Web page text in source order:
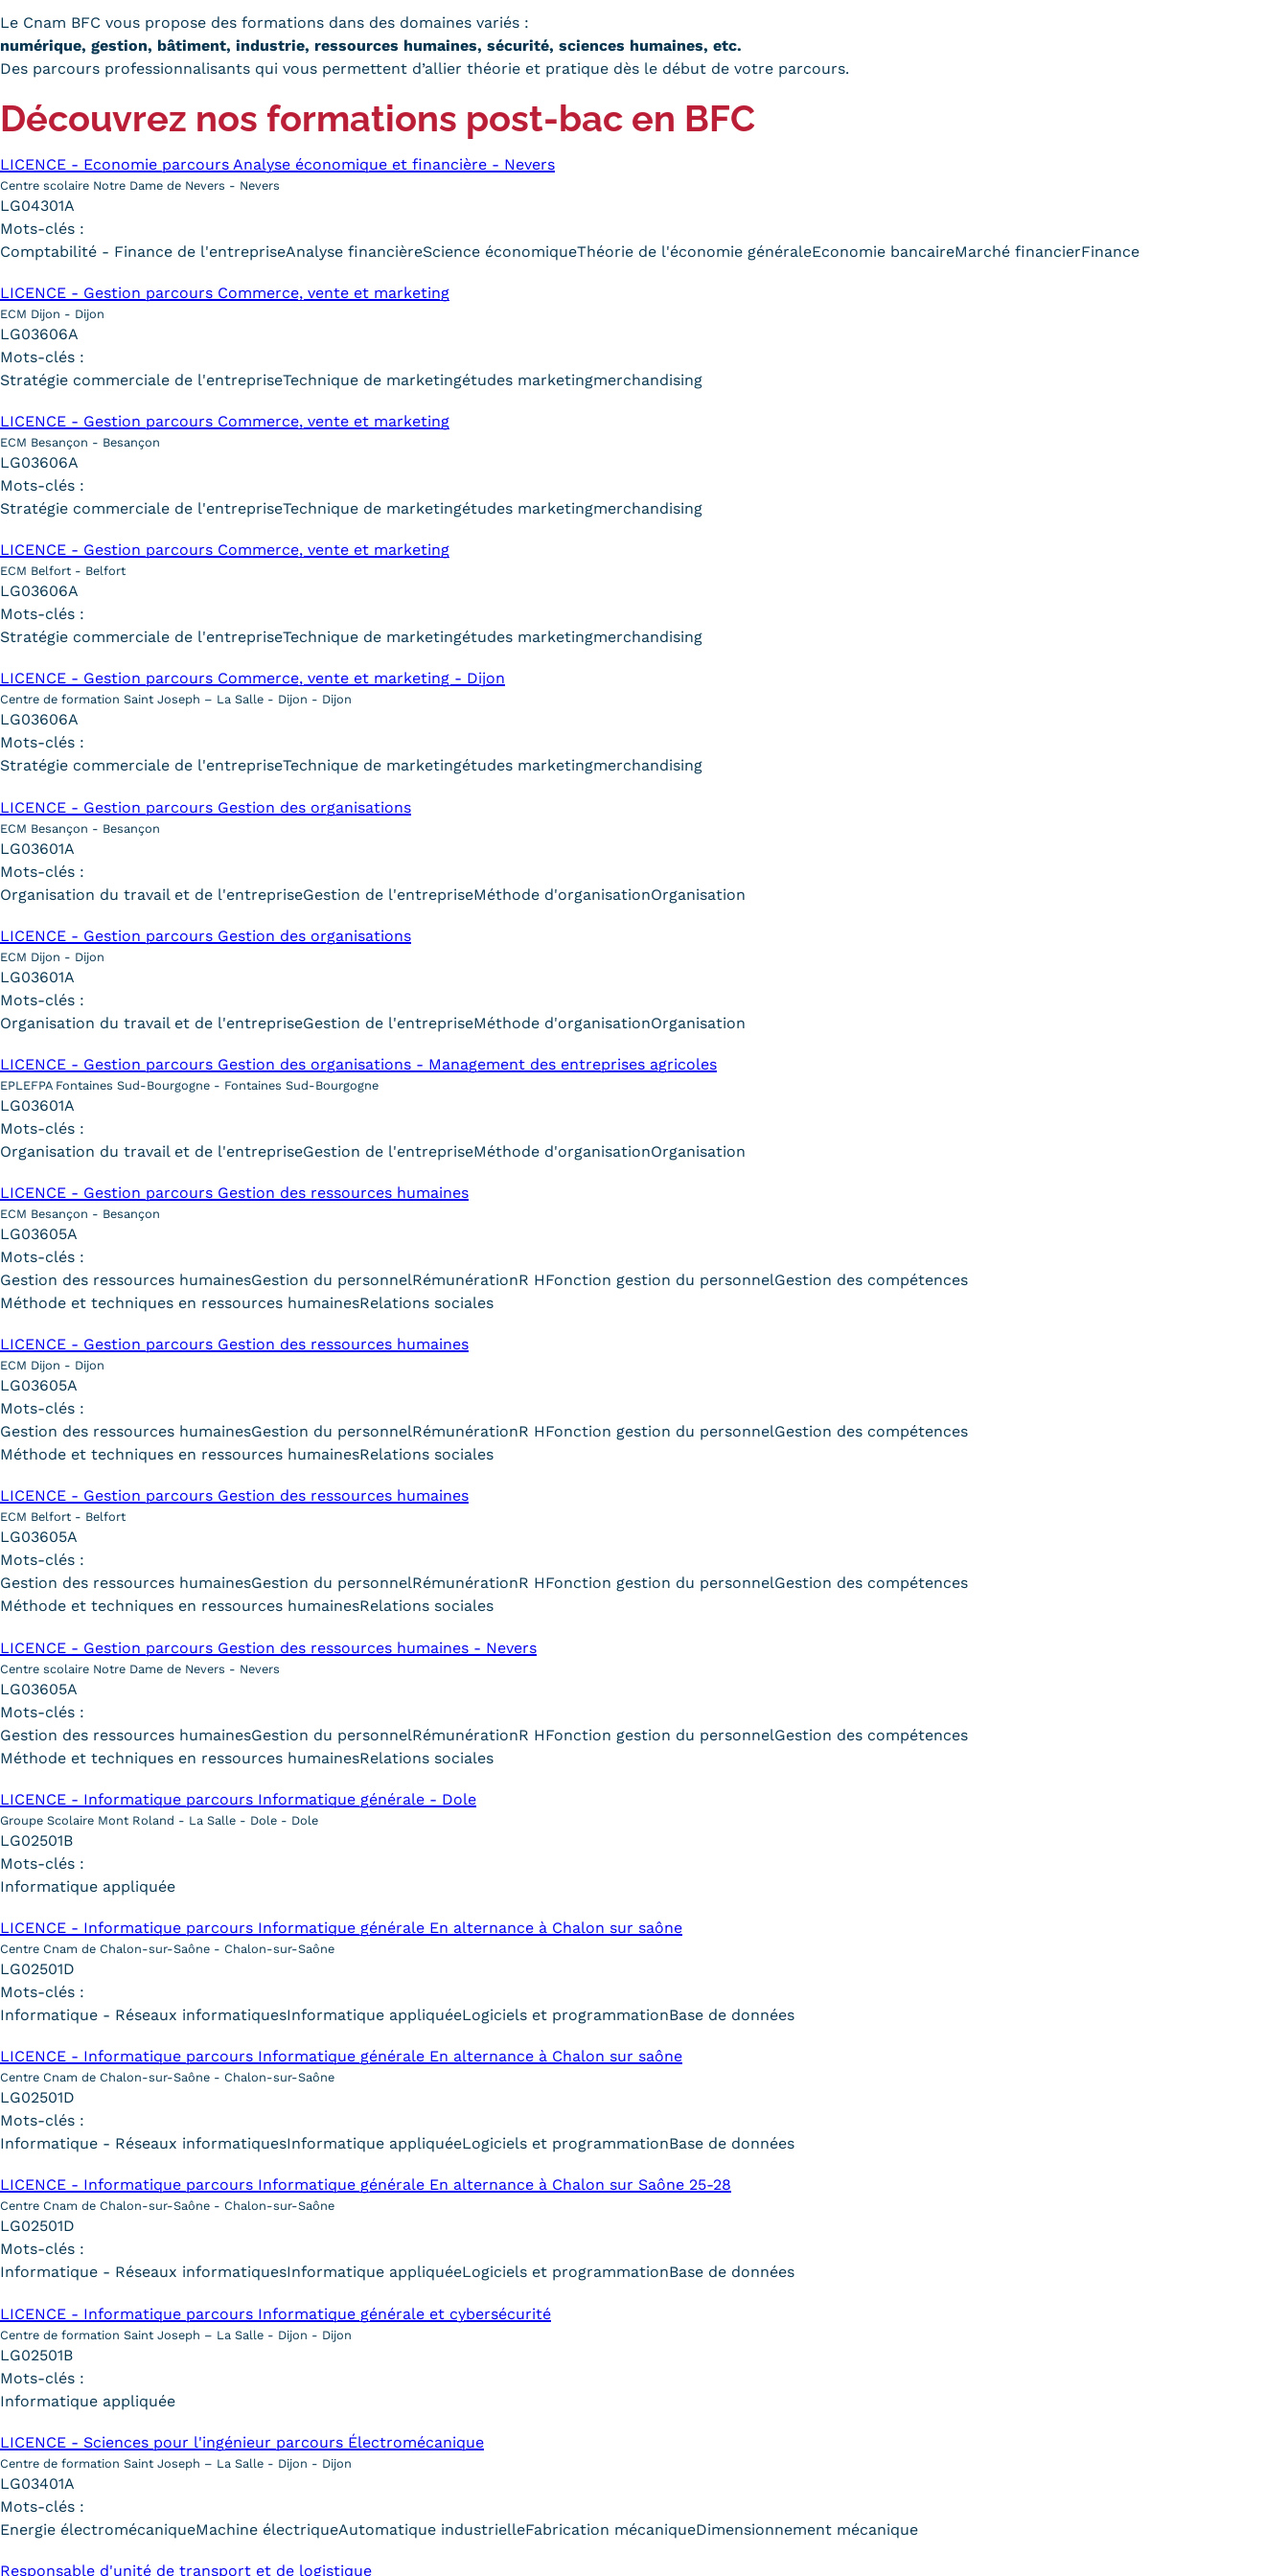
Le Cnam BFC vous propose des formations dans des domaines variés :
numérique, gestion, bâtiment, industrie, ressources humaines, sécurité, sciences humaines, etc.
Des parcours professionnalisants qui vous permettent d’allier théorie et pratique dès le début de votre parcours.
Découvrez nos formations post-bac en BFC
LICENCE - Economie parcours Analyse économique et financière - Nevers
Centre scolaire Notre Dame de Nevers - Nevers
LG04301A
Mots-clés :
Comptabilité - Finance de l'entrepriseAnalyse financièreScience économiqueThéorie de l'économie généraleEconomie bancaireMarché financierFinance
LICENCE - Gestion parcours Commerce, vente et marketing
ECM Dijon - Dijon
LG03606A
Mots-clés :
Stratégie commerciale de l'entrepriseTechnique de marketingétudes marketingmerchandising
LICENCE - Gestion parcours Commerce, vente et marketing
ECM Besançon - Besançon
LG03606A
Mots-clés :
Stratégie commerciale de l'entrepriseTechnique de marketingétudes marketingmerchandising
LICENCE - Gestion parcours Commerce, vente et marketing
ECM Belfort - Belfort
LG03606A
Mots-clés :
Stratégie commerciale de l'entrepriseTechnique de marketingétudes marketingmerchandising
LICENCE - Gestion parcours Commerce, vente et marketing - Dijon
Centre de formation Saint Joseph – La Salle - Dijon - Dijon
LG03606A
Mots-clés :
Stratégie commerciale de l'entrepriseTechnique de marketingétudes marketingmerchandising
LICENCE - Gestion parcours Gestion des organisations
ECM Besançon - Besançon
LG03601A
Mots-clés :
Organisation du travail et de l'entrepriseGestion de l'entrepriseMéthode d'organisationOrganisation
LICENCE - Gestion parcours Gestion des organisations
ECM Dijon - Dijon
LG03601A
Mots-clés :
Organisation du travail et de l'entrepriseGestion de l'entrepriseMéthode d'organisationOrganisation
LICENCE - Gestion parcours Gestion des organisations - Management des entreprises agricoles
EPLEFPA Fontaines Sud-Bourgogne - Fontaines Sud-Bourgogne
LG03601A
Mots-clés :
Organisation du travail et de l'entrepriseGestion de l'entrepriseMéthode d'organisationOrganisation
LICENCE - Gestion parcours Gestion des ressources humaines
ECM Besançon - Besançon
LG03605A
Mots-clés :
Gestion des ressources humainesGestion du personnelRémunérationR HFonction gestion du personnelGestion des compétences
Méthode et techniques en ressources humainesRelations sociales
LICENCE - Gestion parcours Gestion des ressources humaines
ECM Dijon - Dijon
LG03605A
Mots-clés :
Gestion des ressources humainesGestion du personnelRémunérationR HFonction gestion du personnelGestion des compétences
Méthode et techniques en ressources humainesRelations sociales
LICENCE - Gestion parcours Gestion des ressources humaines
ECM Belfort - Belfort
LG03605A
Mots-clés :
Gestion des ressources humainesGestion du personnelRémunérationR HFonction gestion du personnelGestion des compétences
Méthode et techniques en ressources humainesRelations sociales
LICENCE - Gestion parcours Gestion des ressources humaines - Nevers
Centre scolaire Notre Dame de Nevers - Nevers
LG03605A
Mots-clés :
Gestion des ressources humainesGestion du personnelRémunérationR HFonction gestion du personnelGestion des compétences
Méthode et techniques en ressources humainesRelations sociales
LICENCE - Informatique parcours Informatique générale - Dole
Groupe Scolaire Mont Roland - La Salle - Dole - Dole
LG02501B
Mots-clés :
Informatique appliquée
LICENCE - Informatique parcours Informatique générale En alternance à Chalon sur saône
Centre Cnam de Chalon-sur-Saône - Chalon-sur-Saône
LG02501D
Mots-clés :
Informatique - Réseaux informatiquesInformatique appliquéeLogiciels et programmationBase de données
LICENCE - Informatique parcours Informatique générale En alternance à Chalon sur saône
Centre Cnam de Chalon-sur-Saône - Chalon-sur-Saône
LG02501D
Mots-clés :
Informatique - Réseaux informatiquesInformatique appliquéeLogiciels et programmationBase de données
LICENCE - Informatique parcours Informatique générale En alternance à Chalon sur Saône 25-28
Centre Cnam de Chalon-sur-Saône - Chalon-sur-Saône
LG02501D
Mots-clés :
Informatique - Réseaux informatiquesInformatique appliquéeLogiciels et programmationBase de données
LICENCE - Informatique parcours Informatique générale et cybersécurité
Centre de formation Saint Joseph – La Salle - Dijon - Dijon
LG02501B
Mots-clés :
Informatique appliquée
LICENCE - Sciences pour l'ingénieur parcours Électromécanique
Centre de formation Saint Joseph – La Salle - Dijon - Dijon
LG03401A
Mots-clés :
Energie électromécaniqueMachine électriqueAutomatique industrielleFabrication mécaniqueDimensionnement mécanique
Responsable d'unité de transport et de logistique